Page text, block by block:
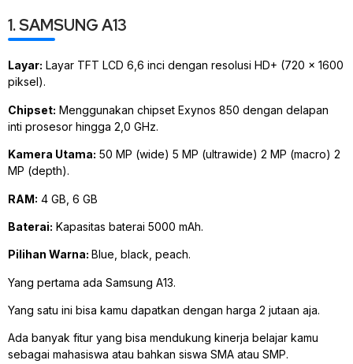
1. SAMSUNG A13
Layar: Layar TFT LCD 6,6 inci dengan resolusi HD+ (720 x 1600
piksel).
Chipset: Menggunakan chipset Exynos 850 dengan delapan
inti prosesor hingga 2,0 GHz.
Kamera Utama: 50 MP (wide) 5 MP (ultrawide) 2 MP (macro) 2
MP (depth).
RAM: 4 GB, 6 GB
Baterai: Kapasitas baterai 5000 mAh.
Pilihan Warna: Blue, black, peach.
Yang pertama ada Samsung A13.
Yang satu ini bisa kamu dapatkan dengan harga 2 jutaan aja.
Ada banyak fitur yang bisa mendukung kinerja belajar kamu
sebagai mahasiswa atau bahkan siswa SMA atau SMP.